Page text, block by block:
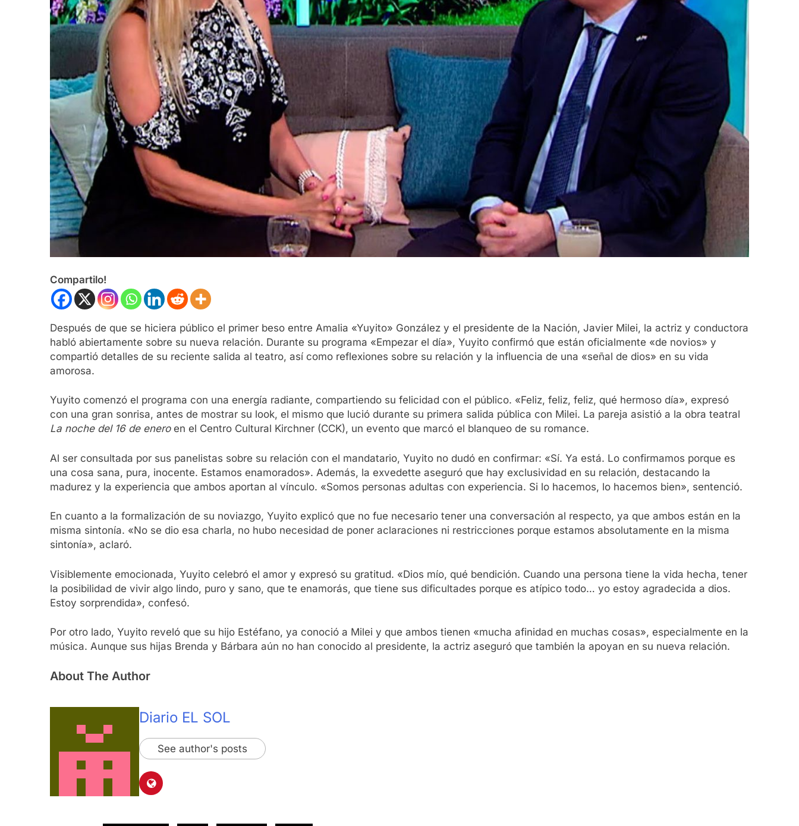
Compartilo!
Después de que se hiciera público el primer beso entre Amalia «Yuyito» González y el presidente de la Nación, Javier Milei, la actriz y conductora
habló abiertamente sobre su nueva relación. Durante su programa «Empezar el día», Yuyito confirmó que están oficialmente «de novios» y
compartió detalles de su reciente salida al teatro, así como reflexiones sobre su relación y la influencia de una «señal de dios» en su vida
amorosa.
Yuyito comenzó el programa con una energía radiante, compartiendo su felicidad con el público. «Feliz, feliz, feliz, qué hermoso día», expresó
con una gran sonrisa, antes de mostrar su look, el mismo que lució durante su primera salida pública con Milei. La pareja asistió a la obra teatral
La noche del 16 de eneroen el Centro Cultural Kirchner (CCK), un evento que marcó el blanqueo de su romance.
Al ser consultada por sus panelistas sobre su relación con el mandatario, Yuyito no dudó en confirmar: «Sí. Ya está. Lo confirmamos porque es
una cosa sana, pura, inocente. Estamos enamorados». Además, la exvedette aseguró que hay exclusividad en su relación, destacando la
madurez y la experiencia que ambos aportan al vínculo. «Somos personas adultas con experiencia. Si lo hacemos, lo hacemos bien», sentenció.
En cuanto a la formalización de su noviazgo, Yuyito explicó que no fue necesario tener una conversación al respecto, ya que ambos están en la
misma sintonía. «No se dio esa charla, no hubo necesidad de poner aclaraciones ni restricciones porque estamos absolutamente en la misma
sintonía», aclaró.
Visiblemente emocionada, Yuyito celebró el amor y expresó su gratitud. «Dios mío, qué bendición. Cuando una persona tiene la vida hecha, tener
la posibilidad de vivir algo lindo, puro y sano, que te enamorás, que tiene sus dificultades porque es atípico todo… yo estoy agradecida a dios.
Estoy sorprendida», confesó.
Por otro lado, Yuyito reveló que su hijo Estéfano, ya conoció a Milei y que ambos tienen «mucha afinidad en muchas cosas», especialmente en la
música. Aunque sus hijas Brenda y Bárbara aún no han conocido al presidente, la actriz aseguró que también la apoyan en su nueva relación.
About The Author
Diario EL SOL
See author's posts